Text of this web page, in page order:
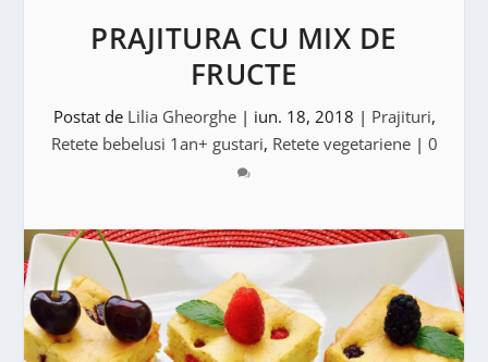
PRAJITURA CU MIX DE
FRUCTE
Postat de Lilia Gheorghe| iun. 18, 2018 | Prajituri,
Retete bebelusi 1an+ gustari, Retete vegetariene| 0